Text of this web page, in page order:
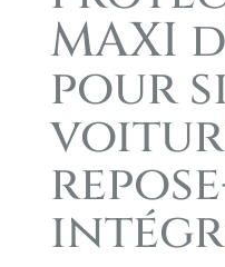
MAXI
pour